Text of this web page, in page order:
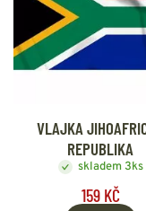
VLAJKA
REPUBLIKA
skladem 3ks
159 KČ